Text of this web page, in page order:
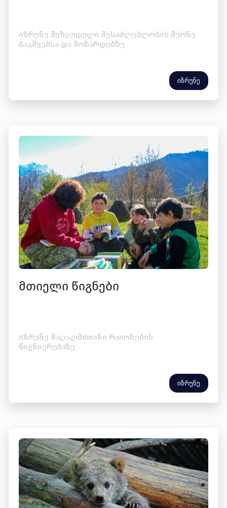
იზრუნე შეზღუდული შესაძლებლობის მქონე
ბავშვებსა და მოზარდებზე
იზრუნე
მთიელი წიგნები
იზრუნე მაღალმთიანი რაიონების
წიგნიერებაზე
იზრუნე